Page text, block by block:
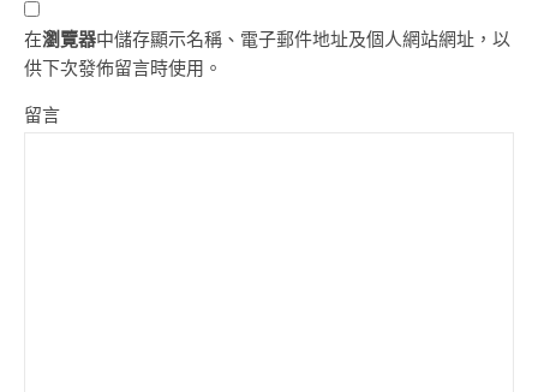
在瀏覽器中儲存顯示名稱、電子郵件地址及個人網站網址，以
供下次發佈留言時使用。
留言